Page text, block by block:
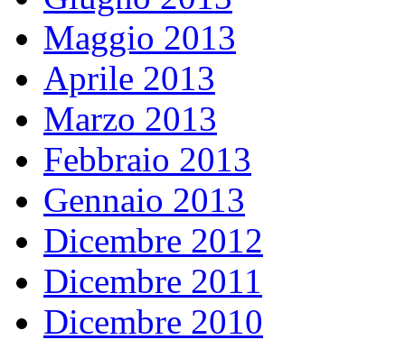
Maggio 2013
Aprile 2013
Marzo 2013
Febbraio 2013
Gennaio 2013
Dicembre 2012
Dicembre 2011
Dicembre 2010